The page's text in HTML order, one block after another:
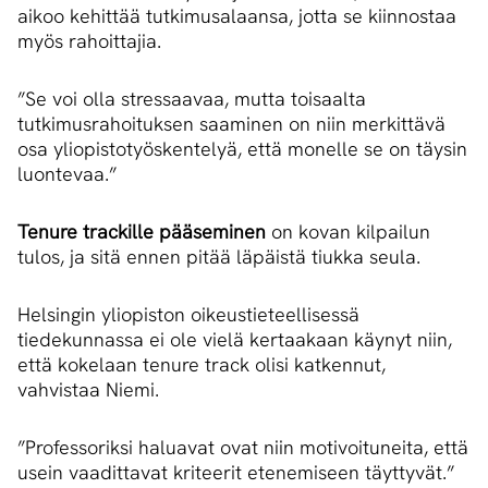
aikoo kehittää tutkimusalaansa, jotta se kiinnostaa
myös rahoittajia.
”Se voi olla stressaavaa, mutta toisaalta
tutkimusrahoituksen saaminen on niin merkittävä
osa yliopistotyöskentelyä, että monelle se on täysin
luontevaa.”
Tenure trackille pääseminen on kovan kilpailun
tulos, ja sitä ennen pitää läpäistä tiukka seula.
Helsingin yliopiston oikeustieteellisessä
tiedekunnassa ei ole vielä kertaakaan käynyt niin,
että kokelaan tenure track olisi katkennut,
vahvistaa Niemi.
”Professoriksi haluavat ovat niin motivoituneita, että
usein vaadittavat kriteerit etenemiseen täyttyvät.”